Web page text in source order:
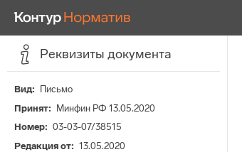
Реквизиты документа
Вид
Письмо
Принят
Минфин РФ 13.05.2020
Номер
03-03-07/38515
Редакция от
13.05.2020